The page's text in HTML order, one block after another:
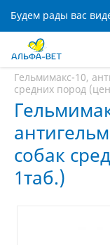
Главная
Гельмимакс-10,
средних пород
собак
1таб.)